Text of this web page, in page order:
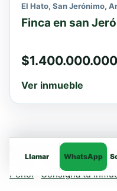
El Hato, San Jerónimo,
Finca en san
Ver inmueble
Llamar WhatsApp
Explora más inmuebles:
Casas·Apartamentos·
Peñol
Consigna tu